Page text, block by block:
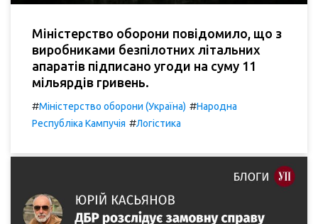
Міністерство оборони повідомило, що з
виробниками безпілотних літальних
апаратів підписано угоди на суму 11
мільярдів гривень.
#Міністерство оборони (Україна) #Народна
Республіка Кампучія #Логістика